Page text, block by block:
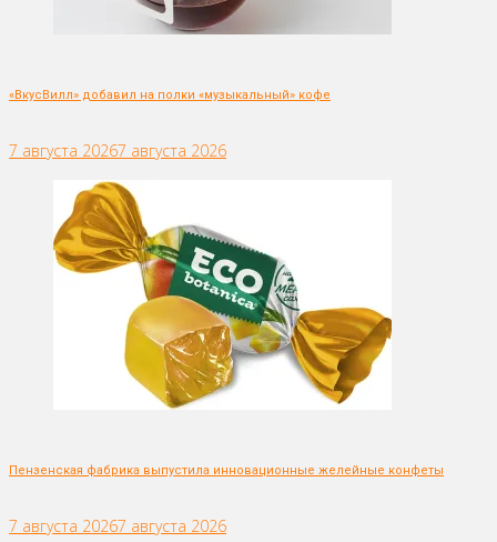
«ВкусВилл» добавил на полки «музыкальный» кофе
7 августа 20267 августа 2026
Пензенская фабрика выпустила инновационные желейные конфеты
7 августа 20267 августа 2026